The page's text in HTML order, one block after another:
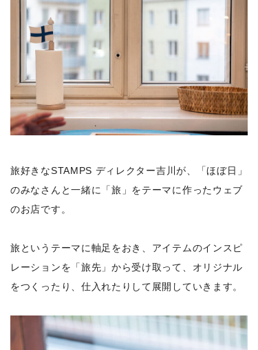
旅好きなSTAMPS ディレクター吉川が、「ほぼ日」
のみなさんと一緒に「旅」をテーマに作ったウェブ
のお店です。
旅というテーマに軸足をおき、アイテムのインスピ
レーションを「旅先」から受け取って、オリジナル
をつくったり、仕入れたりして展開していきます。